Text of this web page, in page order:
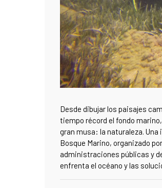
Desde dibujar los paisajes
tiempo récord el fondo
gran musa: la naturaleza.
Bosque Marino, organizado
administraciones públicas y
enfrenta el océano y las